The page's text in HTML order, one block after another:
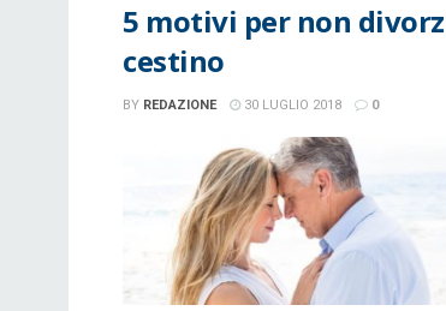
5 motivi per non
cestino
BY REDAZIONE 30 LUGLIO 2018 0